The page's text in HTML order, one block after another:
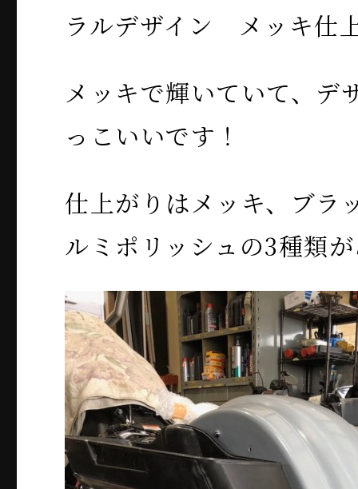
ラルデザイン メッキ仕
メッキで輝いていて、デ
っこいいです！
仕上がりはメッキ、ブラ
ルミポリッシュの3種類